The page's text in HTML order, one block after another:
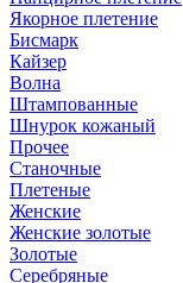
Якорное плетение
Бисмарк
Кайзер
Волна
Штампованные
Шнурок кожаный
Прочее
Станочные
Плетеные
Женские
Женские золотые
Золотые
Серебряные